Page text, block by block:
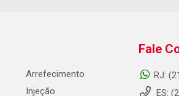
Arrefecimento
Injeção
Fale
RJ:
ES: